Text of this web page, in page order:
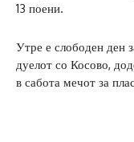
13 поени.
Утре е слободен ден
дуелот со Косово,
в сабота мечот за